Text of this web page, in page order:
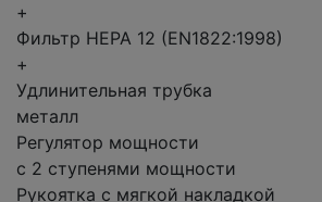
+
Фильтр HEPA 12 (EN1822:1998)
+
Удлинительная трубка
металл
Регулятор мощности
с 2 ступенями мощности
Рукоятка с мягкой накладкой